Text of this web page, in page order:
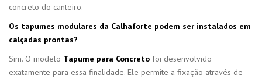
concreto do canteiro.
Os tapumes modulares da Calhaforte podem ser instalados em
calçadas prontas?
Sim. O modelo Tapume para Concreto foi desenvolvido
exatamente para essa finalidade. Ele permite a fixação através de